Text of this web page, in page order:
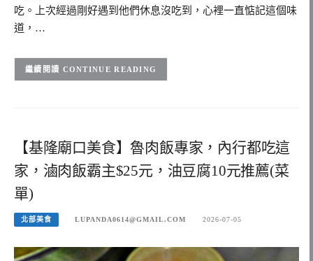
吃。上次經過剛好遇到他們休息沒吃到，心裡一直惦記這個味
道，…
CONTINUE READING
【基隆廟口美食】魯肉飯專家，內行都吃這
家，滷肉飯霸主$25元，油豆腐10元推薦(菜
單)
北部美食 LUPANDA0614@GMAIL.COM 2026-07-05